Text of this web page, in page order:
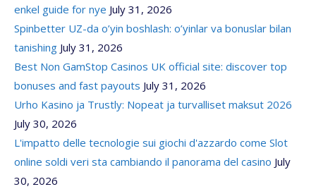
enkel guide for nye July 31, 2026
Spinbetter UZ-da o’yin boshlash: o’yinlar va bonuslar bilan
tanishing July 31, 2026
Best Non GamStop Casinos UK official site: discover top
bonuses and fast payouts July 31, 2026
Urho Kasino ja Trustly: Nopeat ja turvalliset maksut 2026
July 30, 2026
L'impatto delle tecnologie sui giochi d'azzardo come Slot
online soldi veri sta cambiando il panorama del casino July
30, 2026